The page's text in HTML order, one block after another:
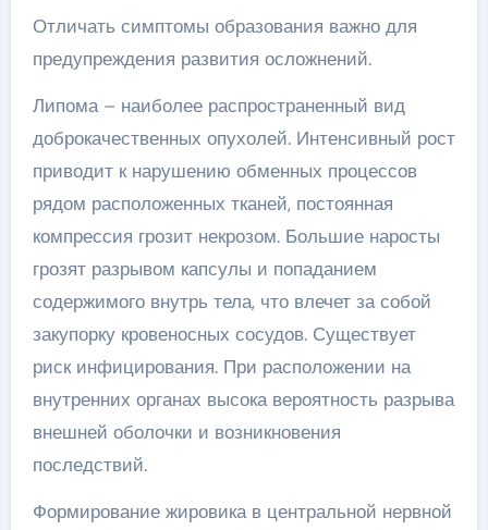
Отличать симптомы образования важно для
предупреждения развития осложнений.
Липома – наиболее распространенный вид
доброкачественных опухолей. Интенсивный рост
приводит к нарушению обменных процессов
рядом расположенных тканей, постоянная
компрессия грозит некрозом. Большие наросты
грозят разрывом капсулы и попаданием
содержимого внутрь тела, что влечет за собой
закупорку кровеносных сосудов. Существует
риск инфицирования. При расположении на
внутренних органах высока вероятность разрыва
внешней оболочки и возникновения
последствий.
Формирование жировика в центральной нервной